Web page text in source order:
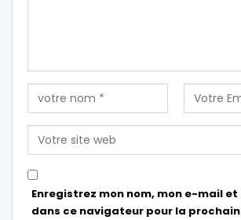
Enregistrez mon nom, mon e-mail et
dans ce navigateur pour la